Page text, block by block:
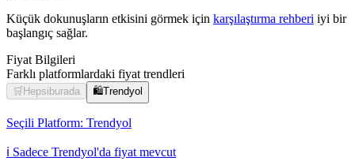
Küçük dokunuşların etkisini görmek için karşılaştırma rehberi iyi bir
başlangıç sağlar.
Fiyat Bilgileri
Farklı platformlardaki fiyat trendleri
🛒 Hepsiburada 🛍️Trendyol
Seçili Platform: Trendyol
ℹ️ Sadece Trendyol'da fiyat mevcut